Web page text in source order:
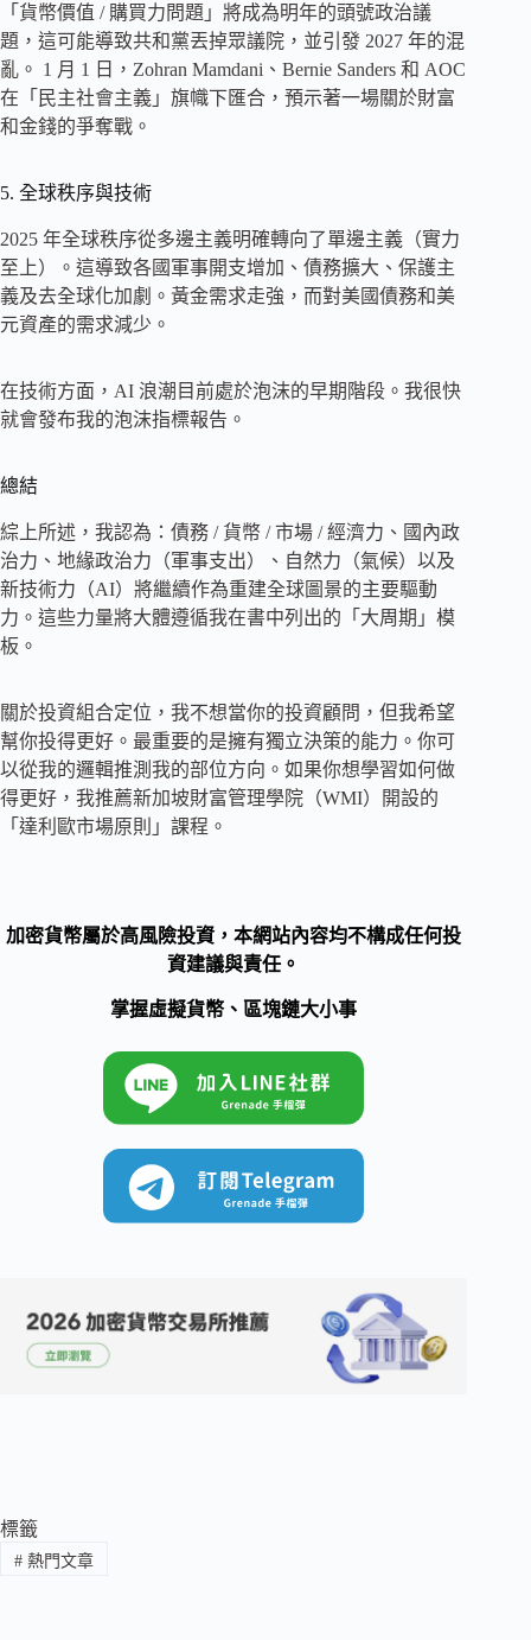
「貨幣價值 / 購買力問題」將成為明年的頭號政治議
題，這可能導致共和黨丟掉眾議院，並引發 2027 年的混
亂。 1 月 1 日，Zohran Mamdani、Bernie Sanders 和 AOC
在「民主社會主義」旗幟下匯合，預示著一場關於財富
和金錢的爭奪戰。
5. 全球秩序與技術
2025 年全球秩序從多邊主義明確轉向了單邊主義（實力
至上）。這導致各國軍事開支增加、債務擴大、保護主
義及去全球化加劇。黃金需求走強，而對美國債務和美
元資產的需求減少。
在技​​術方面，AI 浪潮目前處於泡沫的早期階段。我很快
就會發布我的泡沫指標報告。
總結
綜上所述，我認為：債務 / 貨幣 / 市場 / 經濟力、國內政
治力、地緣政治力（軍事支出）、自然力（氣候）以及
新技術力（AI）將繼續作為重建全球圖景的主要驅動
力。這些力量將大體遵循我在書中列出的「大周期」模
板。
關於投資組合定位，我不想當你的投資顧問，但我希望
幫你投得更好。最重要的是擁有獨立決策的能力。你可
以從我的邏輯推測我的部位方向。如果你想學習如何做
得更好，我推薦新加坡財富管理學院（WMI）開設的
「達利歐市場原則」課程。
加密貨幣屬於高風險投資，本網站內容均不構成任何投
資建議與責任。
掌握虛擬貨幣、區塊鏈大小事
標籤
#熱門文章